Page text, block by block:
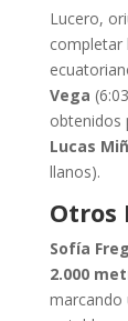
Lucero,
completar
Vega
obtenidos
Lucas
llanos).
Otros
Sofía
2.000
marcando